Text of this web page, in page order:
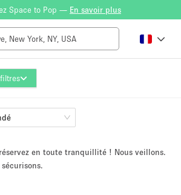
Space to Pop — En savoir plus
en toute tranquillité ! Nous veillons.